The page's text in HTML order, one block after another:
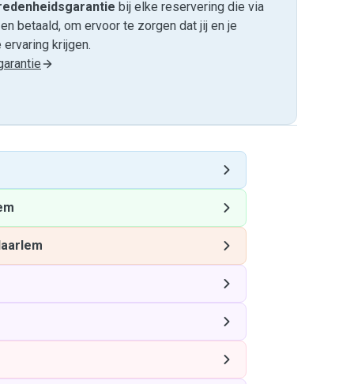
bij elke reservering die via
betaald, om ervoor te zorgen dat jij en je
krijgen.